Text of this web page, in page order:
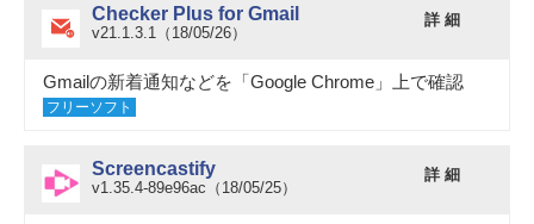
Checker Plus for Gmail
v21.1.3.1（18/05/26）
詳 細
Gmailの新着通知などを「Google Chrome」上で確認
フリーソフト
Screencastify
v1.35.4-89e96ac（18/05/25）
詳 細